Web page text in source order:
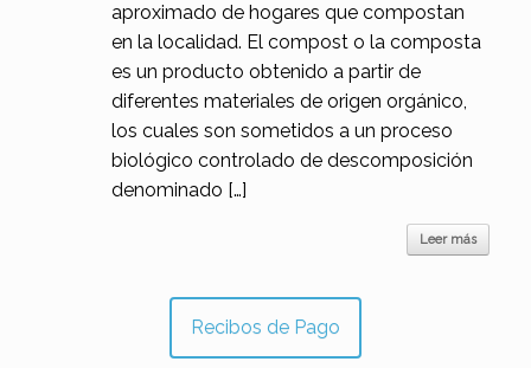
aproximado de hogares que compostan
en la localidad. El compost o la composta
es un producto obtenido a partir de
diferentes materiales de origen orgánico,
los cuales son sometidos a un proceso
biológico controlado de descomposición
denominado […]
Leer más
Recibos de Pago